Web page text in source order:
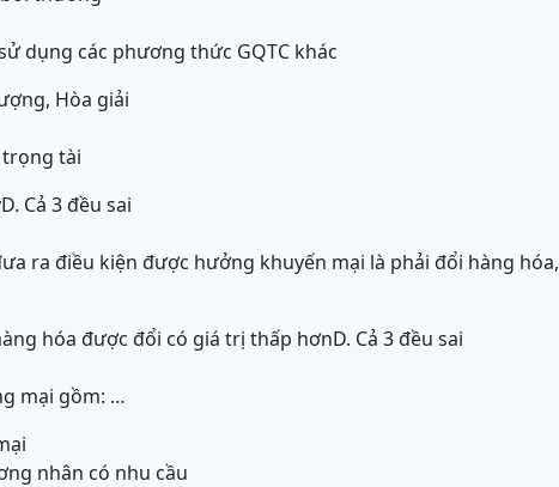
dụng các phương thức GQTC khác
Hòa giải
trọng tài
D. Cả 3 đều sai
ra điều kiện được hưởng khuyến mại là phải đổi hàng hóa,
hóa được đổi có giá trị thấp hơnD. Cả 3 đều sai
mại gồm: …
nhân có nhu cầu